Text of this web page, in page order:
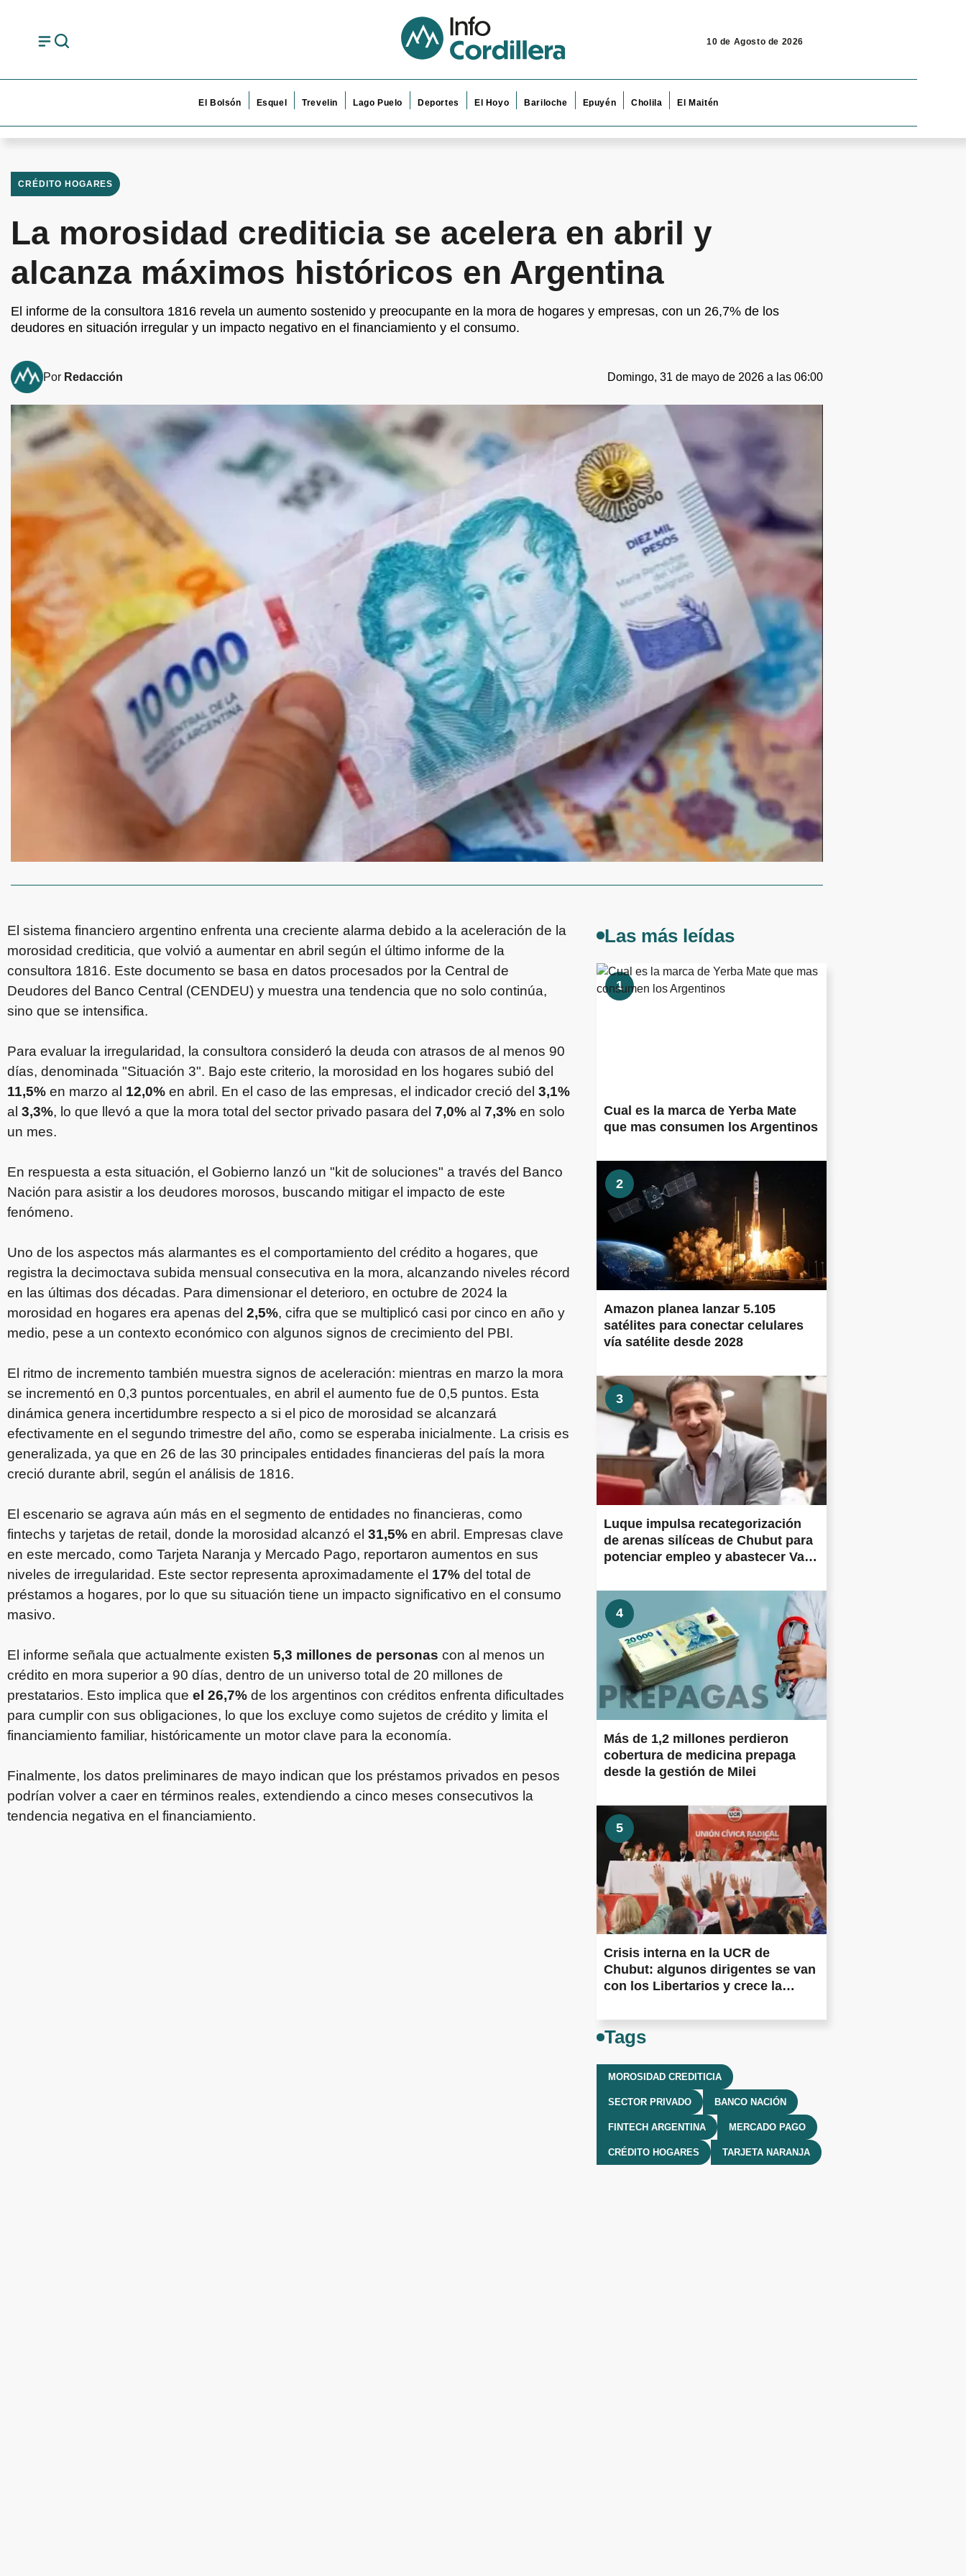
10 de Agosto de 2026
El Bolsón Esquel Trevelin Lago Puelo Deportes El Hoyo Bariloche Epuyén Cholila El Maitén
CRÉDITO HOGARES
La morosidad crediticia se acelera en abril y
alcanza máximos históricos en Argentina
El informe de la consultora 1816 revela un aumento sostenido y preocupante en la mora de hogares y empresas, con un 26,7% de los
deudores en situación irregular y un impacto negativo en el financiamiento y el consumo.
Por Redacción Domingo, 31 de mayo de 2026 a las 06:00
El sistema financiero argentino enfrenta una creciente alarma debido a la aceleración de la
morosidad crediticia, que volvió a aumentar en abril según el último informe de la
consultora 1816. Este documento se basa en datos procesados por la Central de
Deudores del Banco Central (CENDEU) y muestra una tendencia que no solo continúa,
sino que se intensifica.
Para evaluar la irregularidad, la consultora consideró la deuda con atrasos de al menos 90
días, denominada "Situación 3". Bajo este criterio, la morosidad en los hogares subió del
11,5% en marzo al 12,0% en abril. En el caso de las empresas, el indicador creció del 3,1%
al 3,3%, lo que llevó a que la mora total del sector privado pasara del 7,0% al 7,3% en solo
un mes.
En respuesta a esta situación, el Gobierno lanzó un "kit de soluciones" a través del Banco
Nación para asistir a los deudores morosos, buscando mitigar el impacto de este
fenómeno.
Uno de los aspectos más alarmantes es el comportamiento del crédito a hogares, que
registra la decimoctava subida mensual consecutiva en la mora, alcanzando niveles récord
en las últimas dos décadas. Para dimensionar el deterioro, en octubre de 2024 la
morosidad en hogares era apenas del 2,5%, cifra que se multiplicó casi por cinco en año y
medio, pese a un contexto económico con algunos signos de crecimiento del PBI.
El ritmo de incremento también muestra signos de aceleración: mientras en marzo la mora
se incrementó en 0,3 puntos porcentuales, en abril el aumento fue de 0,5 puntos. Esta
dinámica genera incertidumbre respecto a si el pico de morosidad se alcanzará
efectivamente en el segundo trimestre del año, como se esperaba inicialmente. La crisis es
generalizada, ya que en 26 de las 30 principales entidades financieras del país la mora
creció durante abril, según el análisis de 1816.
El escenario se agrava aún más en el segmento de entidades no financieras, como
fintechs y tarjetas de retail, donde la morosidad alcanzó el 31,5% en abril. Empresas clave
en este mercado, como Tarjeta Naranja y Mercado Pago, reportaron aumentos en sus
niveles de irregularidad. Este sector representa aproximadamente el 17% del total de
préstamos a hogares, por lo que su situación tiene un impacto significativo en el consumo
masivo.
El informe señala que actualmente existen 5,3 millones de personas con al menos un
crédito en mora superior a 90 días, dentro de un universo total de 20 millones de
prestatarios. Esto implica que el 26,7% de los argentinos con créditos enfrenta dificultades
para cumplir con sus obligaciones, lo que los excluye como sujetos de crédito y limita el
financiamiento familiar, históricamente un motor clave para la economía.
Finalmente, los datos preliminares de mayo indican que los préstamos privados en pesos
podrían volver a caer en términos reales, extendiendo a cinco meses consecutivos la
tendencia negativa en el financiamiento.
Las más leídas
1
Cual es la marca de Yerba Mate
que mas consumen los Argentinos
2
Amazon planea lanzar 5.105
satélites para conectar celulares
vía satélite desde 2028
3
Luque impulsa recategorización
de arenas silíceas de Chubut para
potenciar empleo y abastecer Vaca
4
Más de 1,2 millones perdieron
cobertura de medicina prepaga
desde la gestión de Milei
5
Crisis interna en la UCR de
Chubut: algunos dirigentes se van
con los Libertarios y crece la
cordillerana
Tags
MOROSIDAD CREDITICIA
SECTOR PRIVADO BANCO NACIÓN
FINTECH ARGENTINA MERCADO PAGO
CRÉDITO HOGARES TARJETA NARANJA